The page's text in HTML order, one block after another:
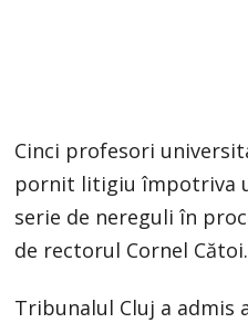
Cinci profesori
pornit litigiu împotriva
serie de nereguli în
de rectorul Cornel Cătoi.
Tribunalul Cluj a admis